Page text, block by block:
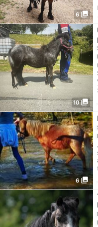
6 photo_library
10 photo_library
6 photo_library